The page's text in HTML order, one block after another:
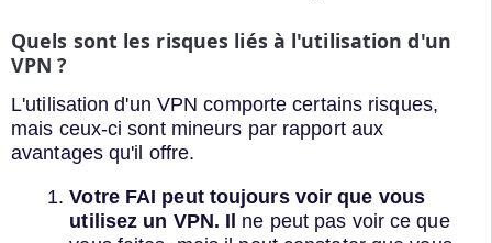
Quels sont les risques liés à l'utilisation d'un
VPN ?
L'utilisation d'un VPN comporte certains risques,
mais ceux-ci sont mineurs par rapport aux
avantages qu'il offre.
Votre FAI peut toujours voir que vous
utilisez un VPN. Il ne peut pas voir ce que